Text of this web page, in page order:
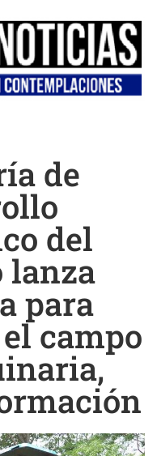
de
del
lanza
para
campo